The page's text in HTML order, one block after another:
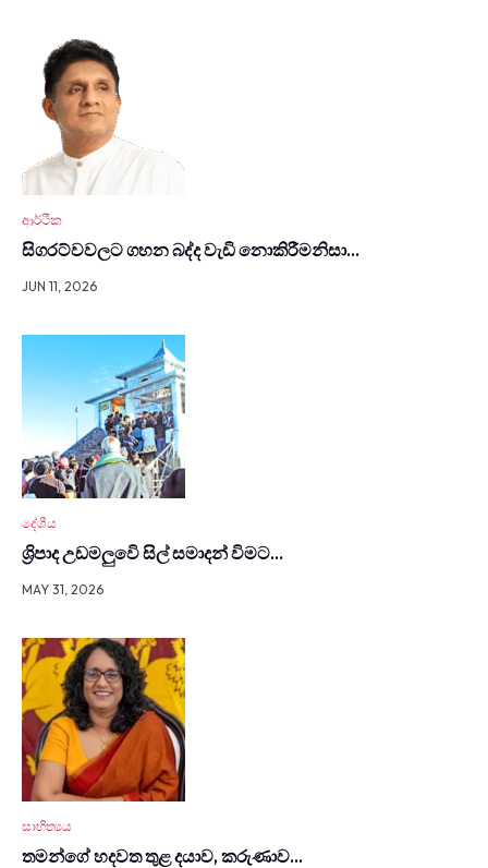
ආර්ථික
සිග­රට්වවලට ගහන බද්ද වැඩි නොකි­රී­මනිසා…
JUN 11, 2026
දේශීය
ශ්‍රිපාද උඩමලුවෙි සිල් සමාදන් විමට…
MAY 31, 2026
සාහිත්‍යය
තමන්ගේ හදවත තුළ දයාව, කරුණාව…